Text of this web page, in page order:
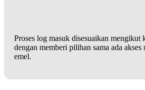
Proses log masuk disesuaikan mengikut
dengan memberi pilihan sama ada
emel.